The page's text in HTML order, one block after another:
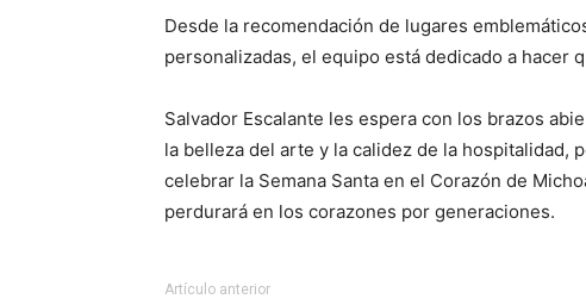
Desde la recomendación de lugares
personalizadas, el equipo está dedicado a hacer
Salvador Escalante les espera con los brazos
la belleza del arte y la calidez de la hospitalidad,
celebrar la Semana Santa en el Corazón de
perdurará en los corazones por generaciones.
Artículo anterior